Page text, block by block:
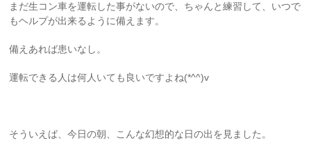
まだ生コン車を運転した事がないので、ちゃんと練習して、いつで
もヘルプが出来るように備えます。
備えあれば患いなし。
運転できる人は何人いても良いですよね(*^^)v
そういえば、今日の朝、こんな幻想的な日の出を見ました。